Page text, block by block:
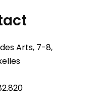
Arts, 7-8,